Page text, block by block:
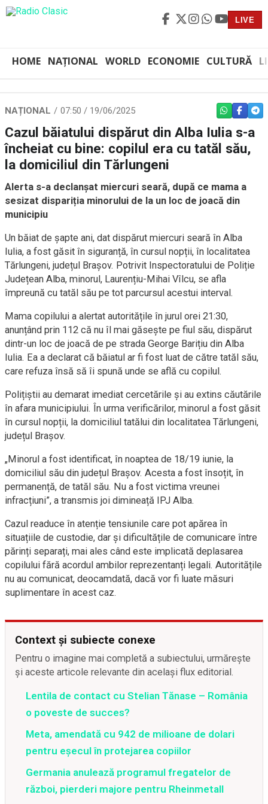
LIVE
HOME NAȚIONAL WORLD ECONOMIE CULTURĂ
NAȚIONAL 07:50 / 19/06/2025 WHATSAPP
Cazul băiatului dispărut din Alba Iulia s-a
încheiat cu bine: copilul era cu tatăl său,
la domiciliul din Tărlungeni
Alerta s-a declanșat miercuri seară, după ce mama a
sesizat dispariția minorului de la un loc de joacă din
municipiu
Un băiat de șapte ani, dat dispărut miercuri seară în Alba
Iulia, a fost găsit în siguranță, în cursul nopții, în localitatea
Tărlungeni, județul Brașov. Potrivit Inspectoratului de Poliție
Județean Alba, minorul, Laurențiu-Mihai Vîlcu, se afla
împreună cu tatăl său pe tot parcursul acestui interval.
Mama copilului a alertat autoritățile în jurul orei 21:30,
anunțând prin 112 că nu îl mai găsește pe fiul său, dispărut
dintr-un loc de joacă de pe strada George Barițiu din Alba
Iulia. Ea a declarat că băiatul ar fi fost luat de către tatăl său,
care refuza însă să îi spună unde se află cu copilul.
Polițiștii au demarat imediat cercetările și au extins căutările
în afara municipiului. În urma verificărilor, minorul a fost găsit
în cursul nopții, la domiciliul tatălui din localitatea Tărlungeni,
județul Brașov.
„Minorul a fost identificat, în noaptea de 18/19 iunie, la
domiciliul său din județul Brașov. Acesta a fost însoțit, în
permanență, de tatăl său. Nu a fost victima vreunei
infracțiuni”, a transmis joi dimineață IPJ Alba.
Cazul readuce în atenție tensiunile care pot apărea în
situațiile de custodie, dar și dificultățile de comunicare între
părinți separați, mai ales când este implicată deplasarea
copilului fără acordul ambilor reprezentanți legali. Autoritățile
nu au comunicat, deocamdată, dacă vor fi luate măsuri
suplimentare în acest caz.
Context și subiecte conexe
Pentru o imagine mai completă a subiectului, urmărește
și aceste articole relevante din același flux editorial.
Lentila de contact cu Stelian Tănase – România
o poveste de succes?
Meta, amendată cu 942 de milioane de dolari
pentru eșecul în protejarea copiilor
Germania anulează programul fregatelor de
război, pierderi majore pentru Rheinmetall